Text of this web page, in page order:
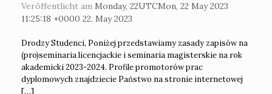
Veröffentlicht am Monday, 22UTCMon, 22 May 2023
11:25:18 +0000 22. May 2023
Drodzy Studenci, Poniżej przedstawiamy zasady zapisów na
(pro)seminaria licencjackie i seminaria magisterskie na rok
akademicki 2023-2024. Profile promotorów prac
dyplomowych znajdziecie Państwo na stronie internetowej
[…]